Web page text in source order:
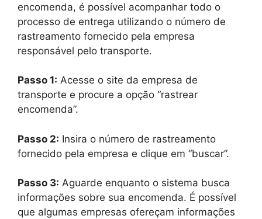
encomenda, é possível acompanhar todo o
processo de entrega utilizando o número de
rastreamento fornecido pela empresa
responsável pelo transporte.
Passo 1: Acesse o site da empresa de
transporte e procure a opção “rastrear
encomenda”.
Passo 2: Insira o número de rastreamento
fornecido pela empresa e clique em “buscar”.
Passo 3: Aguarde enquanto o sistema busca
informações sobre sua encomenda. É possível
que algumas empresas ofereçam informações